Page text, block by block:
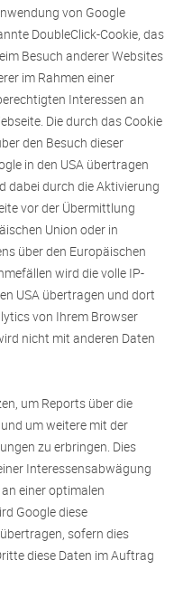
von Google
DoubleClick-Cookie, das
Besuch anderer Websites
im Rahmen einer
Interessen an
Die durch das Cookie
den Besuch dieser
in den USA übertragen
dabei durch die Aktivierung
vor der Übermittlung
Union oder in
über den Europäischen
wird die volle IP-
USA übertragen und dort
von Ihrem Browser
nicht mit anderen Daten
um Reports über die
um weitere mit der
zu erbringen. Dies
Interessensabwägung
einer optimalen
Google diese
sofern dies
diese Daten im Auftrag